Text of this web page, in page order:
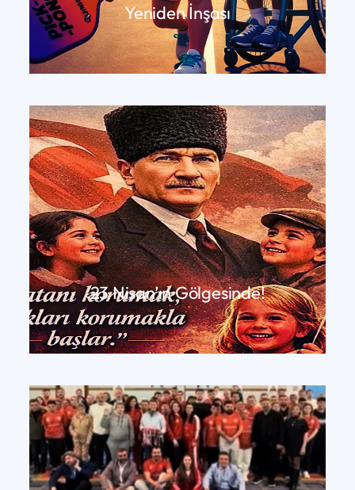
Yeniden İnşası
DEVAMINI OKU
23 Nisan’ın Gölgesinde!
DEVAMINI OKU